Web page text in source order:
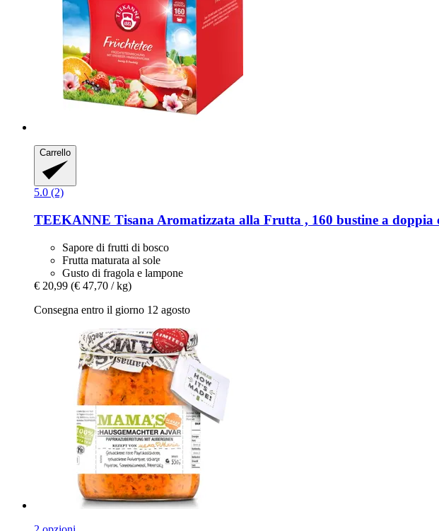
Carrello
5.0 (2)
TEEKANNE Tisana Aromatizzata alla Frutta , 160 bustine a doppia
Sapore di frutti di bosco
Frutta maturata al sole
Gusto di fragola e lampone
€ 20,99 (€ 47,70 / kg)
Consegna entro il giorno 12 agosto